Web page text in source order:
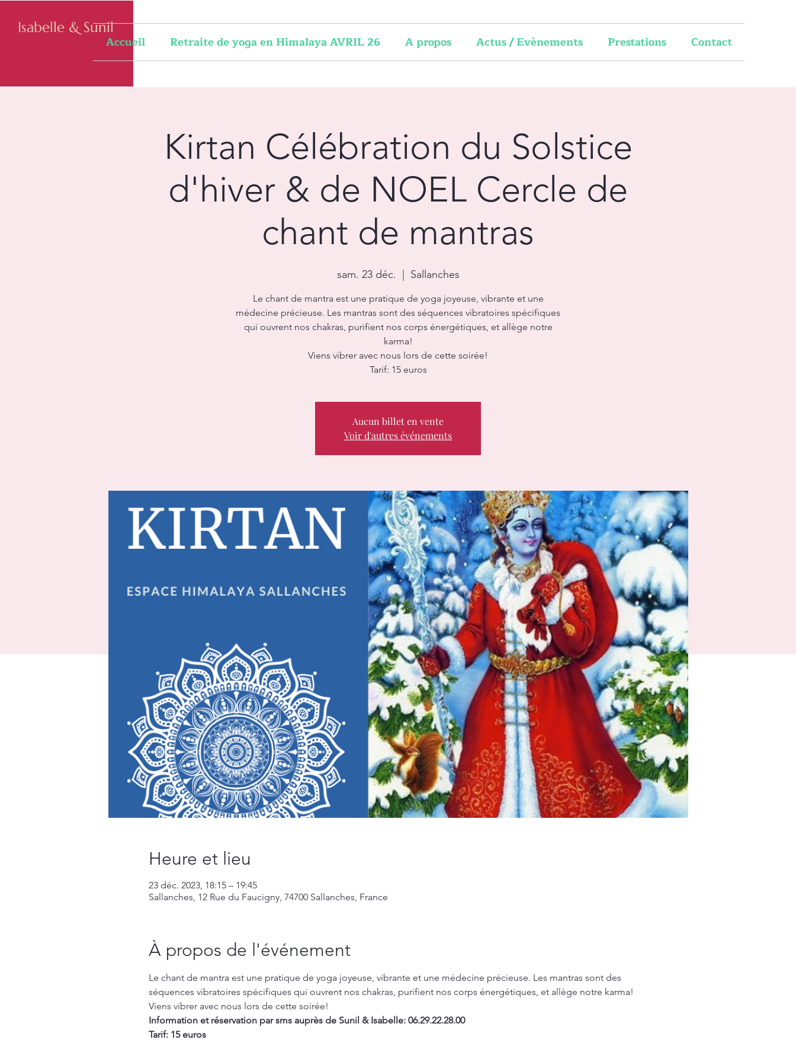
Isabelle & Sunil
Accueil
Retraite de yoga en Himalaya AVRIL 26 A propos Actus / Evènements Prestations Contact
Kirtan Célébration du Solstice
d'hiver & de NOEL Cercle de
chant de mantras
sam. 23 déc. Sallanches
Le chant de mantra est une pratique de yoga joyeuse, vibrante et une
médecine précieuse. Les mantras sont des séquences vibratoires spécifiques
qui ouvrent nos chakras, purifient nos corps énergétiques, et allège notre
karma!
Viens vibrer avec nous lors de cette soirée!
Aucun billet en vente
Voir d'autres événements
Heure et lieu
23 déc. 2023, 18:15 – 19:45
Sallanches, 12 Rue du Faucigny, 74700 Sallanches, France
À propos de l'événement
Le chant de mantra est une pratique de yoga joyeuse, vibrante et une médecine précieuse. Les mantras sont des
séquences vibratoires spécifiques qui ouvrent nos chakras, purifient nos corps énergétiques, et allège notre karma!
Viens vibrer avec nous lors de cette soirée!
Information et réservation par sms auprès de Sunil & Isabelle: 06.29.22.28.00
Tarif: 15 euros